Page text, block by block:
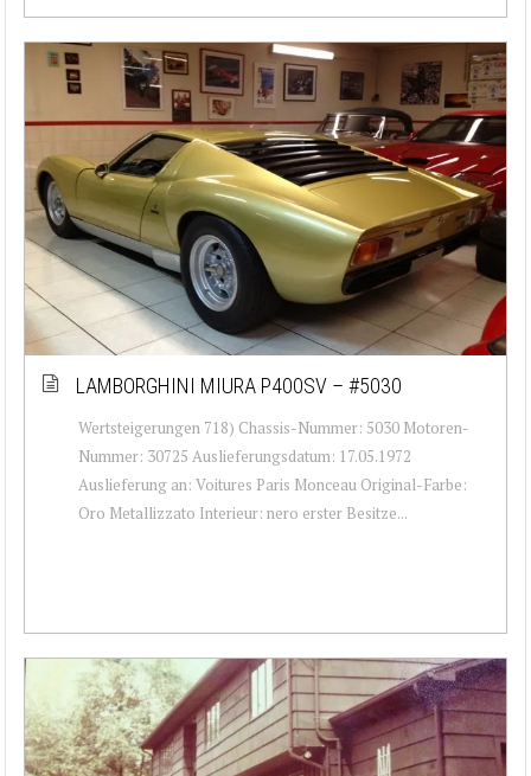
LAMBORGHINI MIURA P400SV – #5030
Wertsteigerungen 718) Chassis-Nummer: 5030 Motoren-
Nummer: 30725 Auslieferungsdatum: 17.05.1972
Auslieferung an: Voitures Paris Monceau Original-Farbe:
Oro Metallizzato Interieur: nero erster Besitze...